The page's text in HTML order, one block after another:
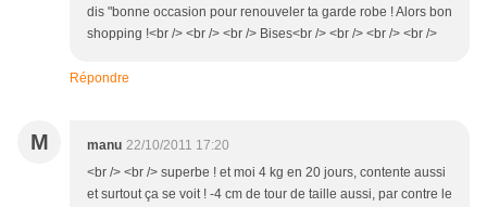
dis "bonne occasion pour renouveler ta garde robe ! Alors bon
shopping !<br /> <br /> <br /> Bises<br /> <br /> <br /> <br />
Répondre
M manu 22/10/2011 17:20
<br /> <br /> superbe ! et moi 4 kg en 20 jours, contente aussi
et surtout ça se voit ! -4 cm de tour de taille aussi, par contre le